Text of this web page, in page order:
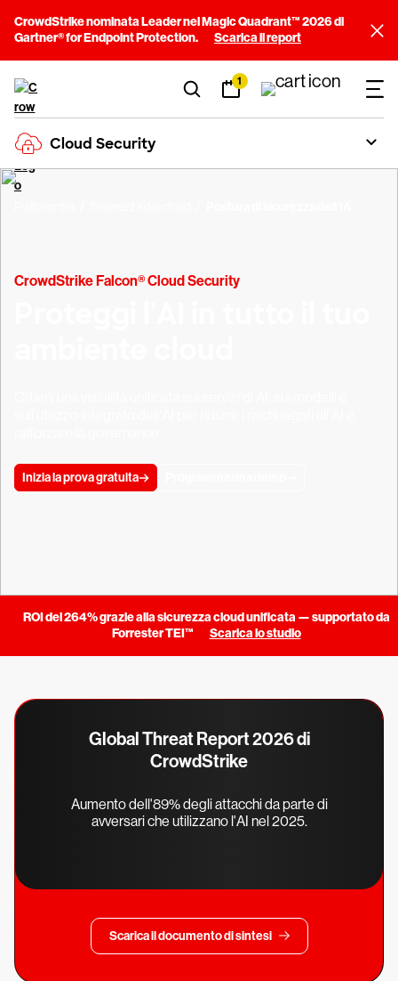
CrowdStrike nominata Leader nel Magic Quadrant™ 2026 di
Gartner® for Endpoint Protection.
Scarica il report
1
Cloud Security
CrowdStrike Falcon® Cloud Security
Inizia la prova gratuita
ROI del 264% grazie alla sicurezza cloud unificata — supportato da
Forrester TEI™
Scarica lo studio
Global Threat Report 2026 di
CrowdStrike
Aumento dell'89% degli attacchi da parte di
avversari che utilizzano l'AI nel 2025.
Scarica il documento di sintesi